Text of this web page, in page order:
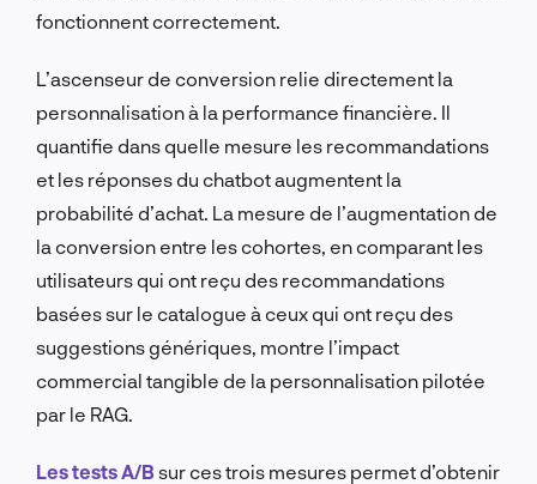
fonctionnent correctement.
L’ascenseur de conversion relie directement la
personnalisation à la performance financière. Il
quantifie dans quelle mesure les recommandations
et les réponses du chatbot augmentent la
probabilité d’achat. La mesure de l’augmentation de
la conversion entre les cohortes, en comparant les
utilisateurs qui ont reçu des recommandations
basées sur le catalogue à ceux qui ont reçu des
suggestions génériques, montre l’impact
commercial tangible de la personnalisation pilotée
par le RAG.
Les tests A/Bsur ces trois mesures permet d’obtenir